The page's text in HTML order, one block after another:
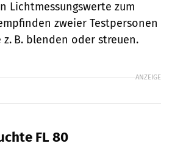
Lichtmessungswerte zum
zweier Testpersonen
B. blenden oder streuen.
ANZEIGE
FL 80